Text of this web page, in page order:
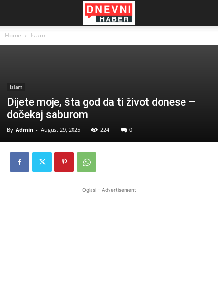
Home Islam
Islam
Dijete moje, šta god da ti život donese –
dočekaj saburom
By Admin - August 29, 2025 224 0
Oglasi - Advertisement